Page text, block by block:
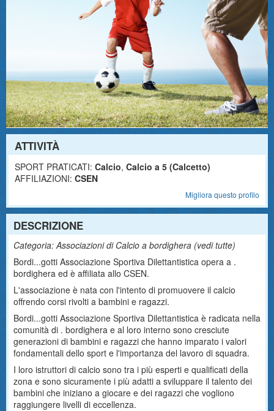
ATTIVITÀ
SPORT PRATICATI: Calcio, Calcio a 5 (Calcetto)
AFFILIAZIONI: CSEN
Migliora questo profilo
DESCRIZIONE
Categoria: Associazioni di Calcio a bordighera (vedi tutte)
Bordi...gotti Associazione Sportiva Dilettantistica opera a .
bordighera ed è affiliata allo CSEN.
L'associazione è nata con l'intento di promuovere il calcio
offrendo corsi rivolti a bambini e ragazzi.
Bordi...gotti Associazione Sportiva Dilettantistica è radicata nella
comunità di . bordighera e al loro interno sono cresciute
generazioni di bambini e ragazzi che hanno imparato i valori
fondamentali dello sport e l'importanza del lavoro di squadra.
I loro istruttori di calcio sono tra i più esperti e qualificati della
zona e sono sicuramente i più adatti a sviluppare il talento dei
bambini che iniziano a giocare e dei ragazzi che vogliono
raggiungere livelli di eccellenza.